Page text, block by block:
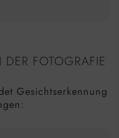
FOTOGRAFIE
Gesichtserkennung